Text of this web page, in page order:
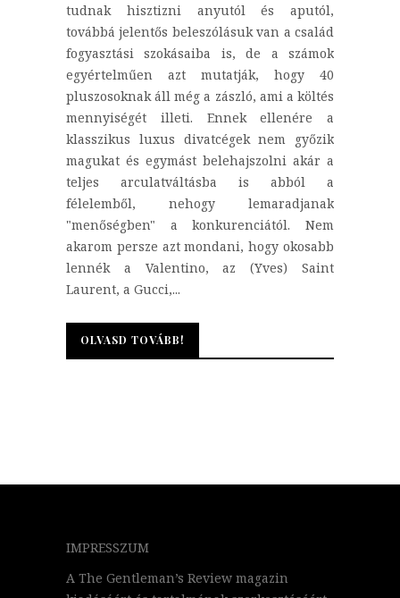
tudnak hisztizni anyutól és aputól,
továbbá jelentős beleszólásuk van a család
fogyasztási szokásaiba is, de a számok
egyértelműen azt mutatják, hogy 40
pluszosoknak áll még a zászló, ami a költés
mennyiségét illeti. Ennek ellenére a
klasszikus luxus divatcégek nem győzik
magukat és egymást belehajszolni akár a
teljes arculatváltásba is abból a
félelemből, nehogy lemaradjanak
"menőségben" a konkurenciától. Nem
akarom persze azt mondani, hogy okosabb
lennék a Valentino, az (Yves) Saint
Laurent, a Gucci,...
OLVASD TOVÁBB!
OLVASD TOVÁBB!
IMPRESSZUM
A The Gentleman’s Review magazin